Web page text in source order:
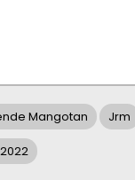
Mangotan Jrm